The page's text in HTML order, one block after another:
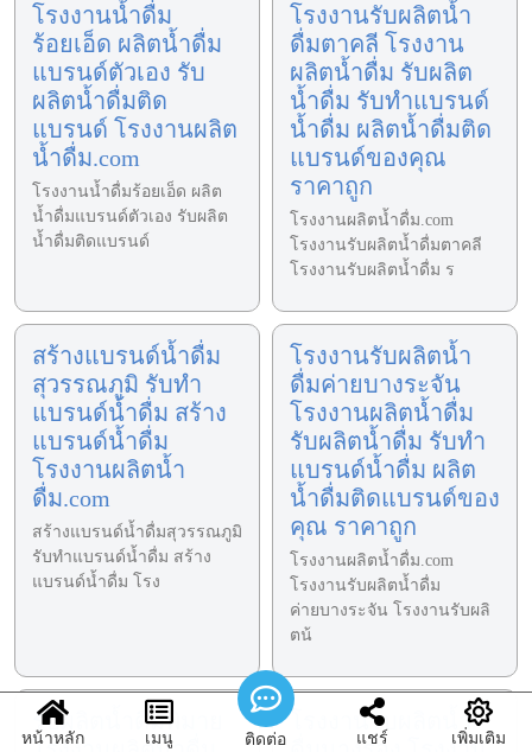
โรงงานน้ำดื่ม
ร้อยเอ็ด ผลิตน้ำดื่ม
แบรนด์ตัวเอง รับ
ผลิตน้ำดื่มติด
แบรนด์ โรงงานผลิต
น้ำดื่ม.com
โรงงานน้ำดื่มร้อยเอ็ด ผลิต
น้ำดื่มแบรนด์ตัวเอง รับผลิต
น้ำดื่มติดแบรนด์
โรงงานรับผลิตน้ำ
ดื่มตาคลี โรงงาน
ผลิตน้ำดื่ม รับผลิต
น้ำดื่ม รับทำแบรนด์
น้ำดื่ม ผลิตน้ำดื่มติด
แบรนด์ของคุณ
ราคาถูก
โรงงานผลิตน้ำดื่ม.com
โรงงานรับผลิตน้ำดื่มตาคลี
โรงงานรับผลิตน้ำดื่ม ร
สร้างแบรนด์น้ำดื่ม
สุวรรณภูมิ รับทำ
แบรนด์น้ำดื่ม สร้าง
แบรนด์น้ำดื่ม
โรงงานผลิตน้ำ
ดื่ม.com
สร้างแบรนด์น้ำดื่มสุวรรณภูมิ
รับทำแบรนด์น้ำดื่ม สร้าง
แบรนด์น้ำดื่ม โรง
โรงงานรับผลิตน้ำ
ดื่มค่ายบางระจัน
โรงงานผลิตน้ำดื่ม
รับผลิตน้ำดื่ม รับทำ
แบรนด์น้ำดื่ม ผลิต
น้ำดื่มติดแบรนด์ของ
คุณ ราคาถูก
โรงงานผลิตน้ำดื่ม.com
โรงงานรับผลิตน้ำดื่ม
ค่ายบางระจัน โรงงานรับผลิ
ตน้
รับผลิตน้ำดื่มพิมาย
โรงงานรับผลิตน้ำ
หน้าหลัก เมนู ติดต่อ แชร์ เพิ่มเติม